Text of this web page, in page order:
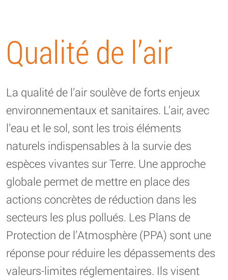
Qualité de l’air
La qualité de l’air soulève de forts enjeux
environnementaux et sanitaires. L’air, avec
l’eau et le sol, sont les trois éléments
naturels indispensables à la survie des
espèces vivantes sur Terre. Une approche
globale permet de mettre en place des
actions concrètes de réduction dans les
secteurs les plus pollués. Les Plans de
Protection de l’Atmosphère (PPA) sont une
réponse pour réduire les dépassements des
valeurs-limites réglementaires. Ils visent